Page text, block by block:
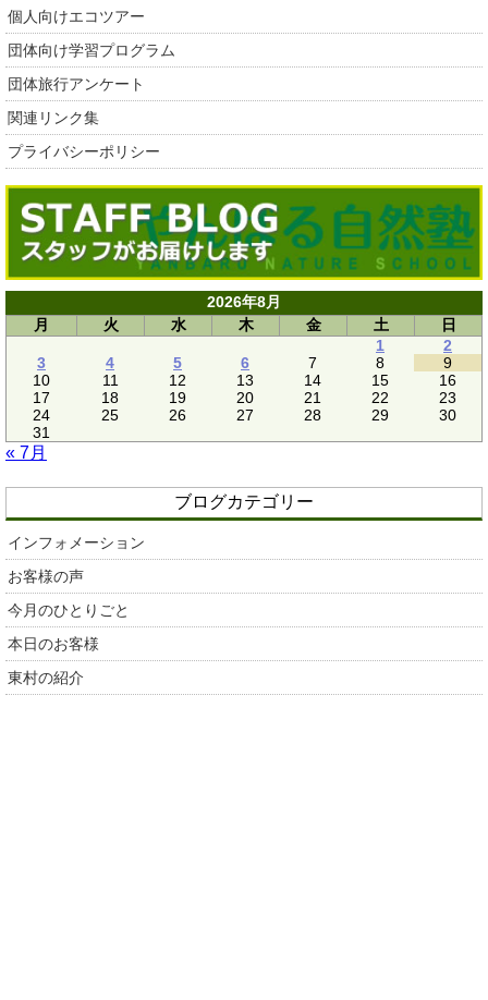
個人向けエコツアー
団体向け学習プログラム
団体旅行アンケート
関連リンク集
プライバシーポリシー
2026年8月
月
火 水 木 金 土
日
1
2
3
4 5 6 7 8
9
10
11 12 13 14 15
16
17
18 19 20 21 22
23
24
25 26 27 28 29
30
31
« 7月
ブログカテゴリー
インフォメーション
お客様の声
今月のひとりごと
本日のお客様
東村の紹介